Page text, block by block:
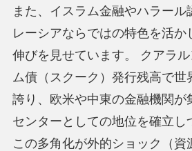
また、イスラム金融やハラール
レーシアならではの特色を活か
伸びを見せています。 クアラ
ム債（スクーク）発行残高で世
誇り、欧米や中東の金融機関が
センターとしての地位を確立し
この多角化が外的ショック（資